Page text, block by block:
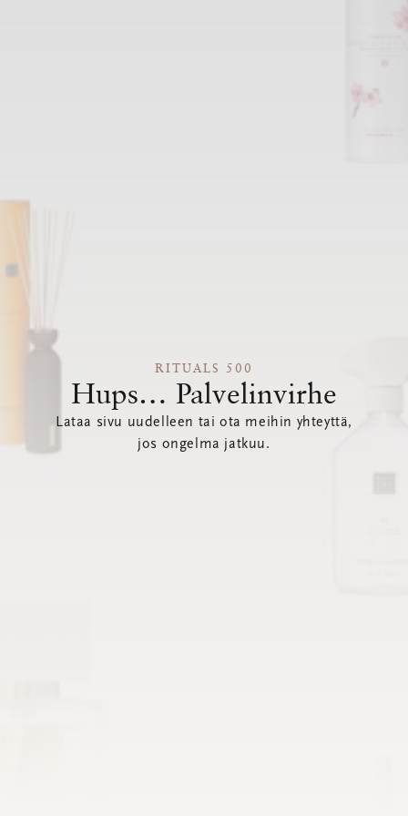
RITUALS 500
Hups… Palvelinvirhe
Lataa sivu uudelleen tai ota meihin yhteyttä,
jos ongelma jatkuu.